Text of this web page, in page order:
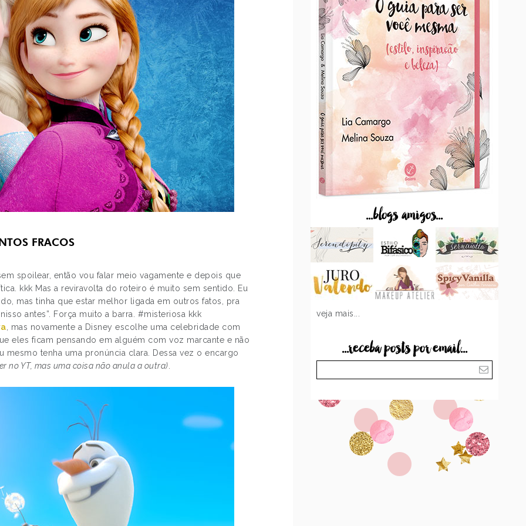
FRACOS
spoilear, então vou falar meio vagamente e depois que
kkk Mas a reviravolta do roteiro é muito sem sentido. Eu
mas tinha que estar melhor ligada em outros fatos, pra
antes”. Força muito a barra. #misteriosa kkk
, mas novamente a Disney escolhe uma celebridade com
eles ficam pensando em alguém com voz marcante e não
tenha uma pronúncia clara. Dessa vez o encargo
no YT, mas uma coisa não anula a outra)
...blogs amigos...
veja mais...
...receba posts por email...